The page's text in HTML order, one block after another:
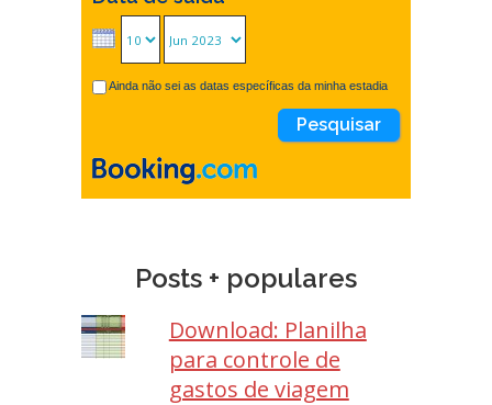
Ainda não sei as datas específicas da minha estadia
Posts + populares
Download: Planilha
para controle de
gastos de viagem